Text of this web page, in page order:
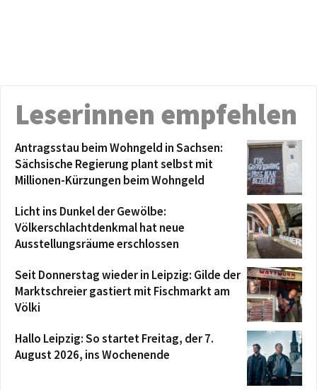
Leserinnen empfehlen
Antragsstau beim Wohngeld in Sachsen:
Sächsische Regierung plant selbst mit
Millionen-Kürzungen beim Wohngeld
Licht ins Dunkel der Gewölbe:
Völkerschlachtdenkmal hat neue
Ausstellungsräume erschlossen
Seit Donnerstag wieder in Leipzig: Gilde der
Marktschreier gastiert mit Fischmarkt am
Völki
Hallo Leipzig: So startet Freitag, der 7.
August 2026, ins Wochenende